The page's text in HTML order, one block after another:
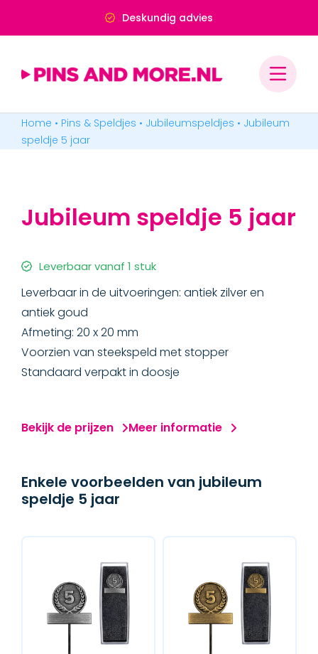
Deskundig advies
Home • Pins & Speldjes • Jubileumspeldjes • Jubileum
speldje 5 jaar
Jubileum speldje 5 jaar
Leverbaar vanaf 1 stuk
Leverbaar in de uitvoeringen: antiek zilver en
antiek goud
Afmeting: 20 x 20 mm
Voorzien van steekspeld met stopper
Standaard verpakt in doosje
Bekijk de prijzen Meer informatie
Enkele voorbeelden van jubileum
speldje 5 jaar
PINS & SPELDJES
MERCHANDISE
BADGES & LABELS